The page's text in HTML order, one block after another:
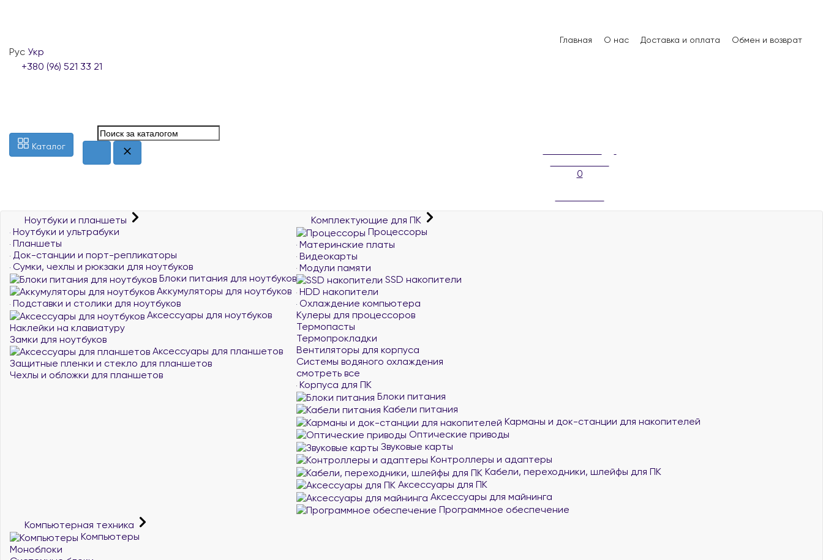
Главная О нас Доставка и оплата Обмен и возврат
Рус Укр
+380 (96) 521 33 21
Каталог
0
Ноутбуки и планшеты
Ноутбуки и ультрабуки
Планшеты
Док-станции и порт-репликаторы
Сумки, чехлы и рюкзаки для ноутбуков
Блоки питания для ноутбуков
Аккумуляторы для ноутбуков
Подставки и столики для ноутбуков
Аксессуары для ноутбуков
Наклейки на клавиатуру
Замки для ноутбуков
Аксессуары для планшетов
Защитные пленки и стекло для планшетов
Чехлы и обложки для планшетов
Комплектующие для ПК
Процессоры
Материнские платы
Видеокарты
Модули памяти
SSD накопители
HDD накопители
Охлаждение компьютера
Кулеры для процессоров
Термопасты
Термопрокладки
Вентиляторы для корпуса
Системы водяного охлаждения
смотреть все
Корпуса для ПК
Блоки питания
Кабели питания
Карманы и док-станции для накопителей
Оптические приводы
Звуковые карты
Контроллеры и адаптеры
Кабели, переходники, шлейфы для ПК
Аксессуары для ПК
Аксессуары для майнинга
Программное обеспечение
Компьютерная техника
Компьютеры
Моноблоки